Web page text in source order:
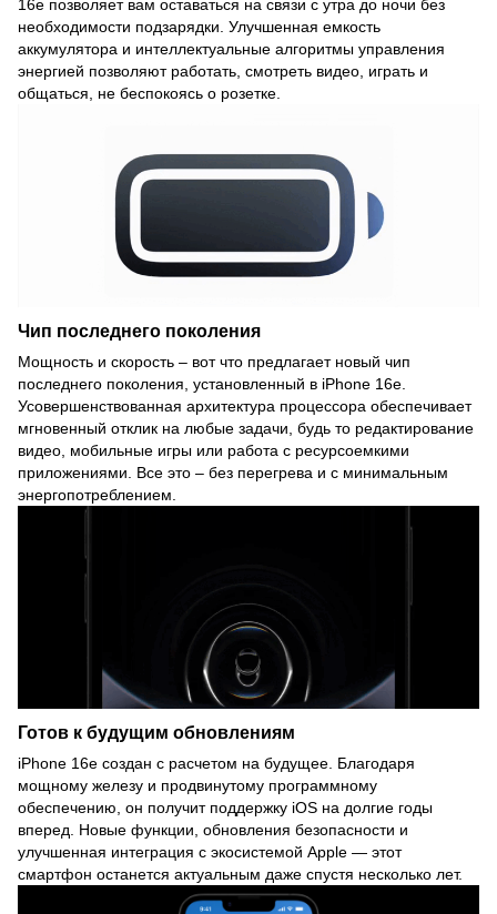
16e позволяет вам оставаться на связи с утра до ночи без
необходимости подзарядки. Улучшенная емкость
аккумулятора и интеллектуальные алгоритмы управления
энергией позволяют работать, смотреть видео, играть и
общаться, не беспокоясь о розетке.
Чип последнего поколения
Мощность и скорость – вот что предлагает новый чип
последнего поколения, установленный в iPhone 16e.
Усовершенствованная архитектура процессора обеспечивает
мгновенный отклик на любые задачи, будь то редактирование
видео, мобильные игры или работа с ресурсоемкими
приложениями. Все это – без перегрева и с минимальным
энергопотреблением.
Готов к будущим обновлениям
iPhone 16e создан с расчетом на будущее. Благодаря
мощному железу и продвинутому программному
обеспечению, он получит поддержку iOS на долгие годы
вперед. Новые функции, обновления безопасности и
улучшенная интеграция с экосистемой Apple — этот
смартфон останется актуальным даже спустя несколько лет.